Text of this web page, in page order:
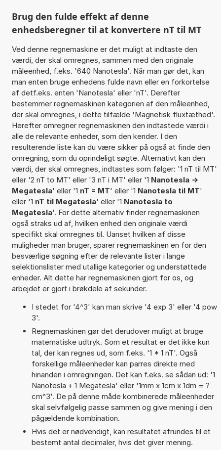
Brug den fulde effekt af denne
enhedsberegner til at konvertere nT til MT
Ved denne regnemaskine er det muligt at indtaste den
værdi, der skal omregnes, sammen med den originale
måleenhed, f.eks. '640 Nanotesla'. Når man gør det, kan
man enten bruge enhedens fulde navn eller en forkortelse
af detf.eks. enten 'Nanotesla' eller 'nT'. Derefter
bestemmer regnemaskinen kategorien af den måleenhed,
der skal omregnes, i dette tilfælde 'Magnetisk fluxtæthed'.
Herefter omregner regnemaskinen den indtastede værdi i
alle de relevante enheder, som den kender. I den
resulterende liste kan du være sikker på også at finde den
omregning, som du oprindeligt søgte. Alternativt kan den
værdi, der skal omregnes, indtastes som følger: '1 nT til MT'
eller '2 nT to MT' eller '3 nT i MT' eller '1 Nanotesla ->
Megatesla' eller '1 nT = MT' eller '1 Nanotesla til MT'
eller '1 nT til Megatesla' eller '1 Nanotesla to
Megatesla'. For dette alternativ finder regnemaskinen
også straks ud af, hvilken enhed den originale værdi
specifikt skal omregnes til. Uanset hvilken af disse
muligheder man bruger, sparer regnemaskinen en for den
besværlige søgning efter de relevante lister i lange
selektionslister med utallige kategorier og understøttede
enheder. Alt dette har regnemaskinen gjort for os, og
arbejdet er gjort i brøkdele af sekunder.
I stedet for '4^3' kan man skrive '4 exp 3' eller '4 pow
3'.
Regnemaskinen gør det derudover muligt at bruge
matematiske udtryk. Som et resultat er det ikke kun
tal, der kan regnes ud, som f.eks. '1 * 1 nT'. Også
forskellige måleenheder kan parres direkte med
hinanden i omregningen. Det kan f.eks. se sådan ud: '1
Nanotesla + 1 Megatesla' eller '1mm x 1cm x 1dm = ?
cm^3'. De på denne måde kombinerede måleenheder
skal selvfølgelig passe sammen og give mening i den
pågældende kombination.
Hvis det er nødvendigt, kan resultatet afrundes til et
bestemt antal decimaler, hvis det giver mening.